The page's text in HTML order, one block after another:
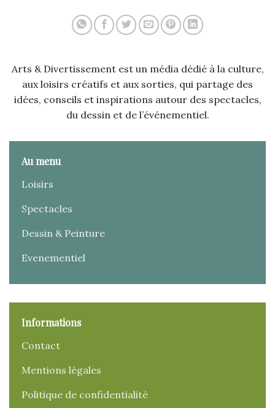
Arts & Divertissement est un média dédié à la culture,
aux loisirs créatifs et aux sorties, qui partage des
idées, conseils et inspirations autour des spectacles,
du dessin et de l’événementiel.
Au menu
Loisirs
Spectacles
Dessin & Peinture
Evenementiel
Informations
Contact
Mentions légales
Politique de confidentialité